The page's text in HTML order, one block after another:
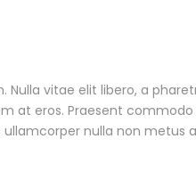
Nulla vitae elit libero, a
at eros. Praesent commodo
ullamcorper nulla non metus